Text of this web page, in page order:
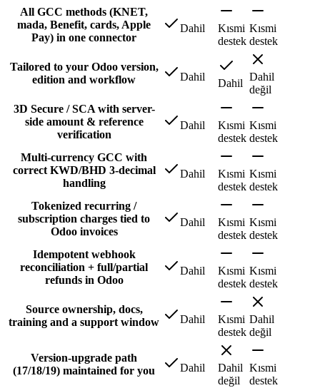
All GCC methods (KNET,
mada, Benefit, cards, Apple
Pay) in one connector
Dahil
Kısmi
destek
Kısmi
destek
Tailored to your Odoo version,
edition and workflow
Dahil
Dahil
Dahil
değil
3D Secure / SCA with server-
side amount & reference
verification
Dahil
Kısmi
destek
Kısmi
destek
Multi-currency GCC with
correct KWD/BHD 3-decimal
handling
Dahil
Kısmi
destek
Kısmi
destek
Tokenized recurring /
subscription charges tied to
Odoo invoices
Dahil
Kısmi
destek
Kısmi
destek
Idempotent webhook
reconciliation + full/partial
refunds in Odoo
Dahil
Kısmi
destek
Kısmi
destek
Source ownership, docs,
training and a support window
Dahil
Kısmi
destek
Dahil
değil
Version-upgrade path
(17/18/19) maintained for you
Dahil
Dahil
değil
Kısmi
destek